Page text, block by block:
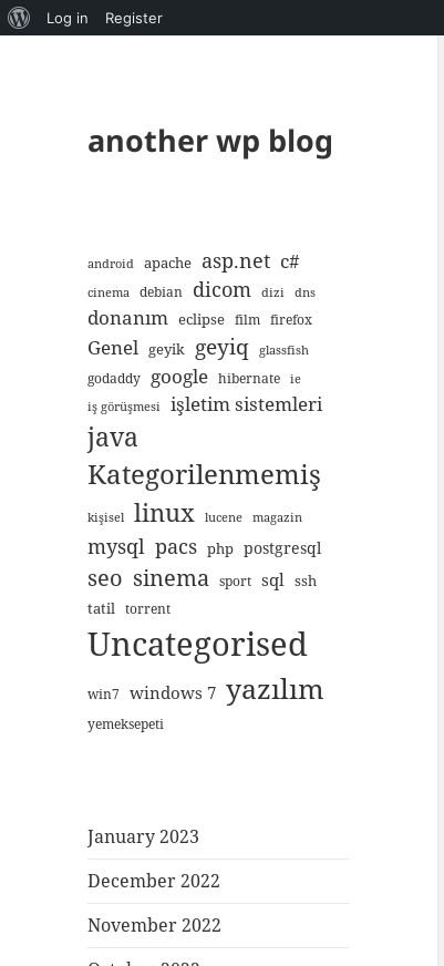
About
Log in Register
another wp blog
android apache asp.net c#
cinema debian dicom dizi dns
donanım eclipse film firefox
Genel geyik geyiq glassfish
godaddy google hibernate
ie
iş görüşmesi
işletim sistemleri
java
Kategorilenmemiş
kişisel linux lucene magazin
mysql pacs php postgresql
seo sinema sport sql ssh
tatil torrent
Uncategorised
win7 windows 7 yazılım
yemeksepeti
January 2023
December 2022
November 2022